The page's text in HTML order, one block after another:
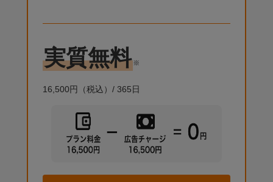
実質無料 ※
16,500円 （税込）/ 365日